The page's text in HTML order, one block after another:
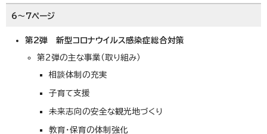
6～7ページ
第2弾 新型コロナウイルス感染症総合対策
第2弾の主な事業（取り組み）
相談体制の充実
子育て支援
未来志向の安全な観光地づくり
教育・保育の体制強化